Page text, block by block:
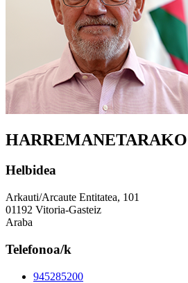
Helbidea
Arkauti/Arcaute Entitatea, 101
01192 Vitoria-Gasteiz
Araba
Telefonoa/k
945285200